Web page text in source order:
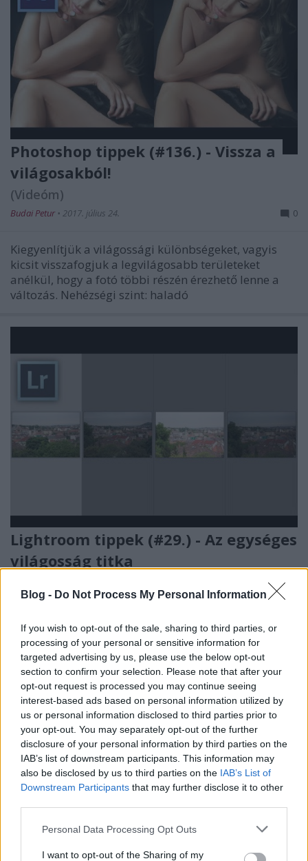
Blog - Do Not Process My Personal Information
If you wish to opt-out of the sale, sharing to third parties, or
processing of your personal or sensitive information for
targeted advertising by us, please use the below opt-out
section to confirm your selection. Please note that after your
opt-out request is processed you may continue seeing
interest-based ads based on personal information utilized by
us or personal information disclosed to third parties prior to
your opt-out. You may separately opt-out of the further
disclosure of your personal information by third parties on the
IAB’s list of downstream participants. This information may
also be disclosed by us to third parties on the IAB’s List of
Downstream Participants that may further disclose it to other
Please note that this website/app uses one or more Google
not limited to your visit or usage behaviour. You may click to
Personal Data Processing Opt Outs
I want to opt-out of the Sharing of my
Photoshop tippek (#136.) - Vissza a
világosakból!
(Videóm)
Budai Petur • 2017. július 24. 0
Kiegyenlítjük a világossági különbségeket, vagyis
kicsit visszafogjuk a legvilágosabb területeket
anélkül, hogy a fotó többi részén érezhető lenne a
változás. Nehézségi szint: haladó
Lightroom tippek (#29.) - Az egységes
világosság titka
Budai Petur•2017. július 19.
Egy nem túl ismert paranccsal azonnal azonos
világosságot kap a képsorozat összes tagja.